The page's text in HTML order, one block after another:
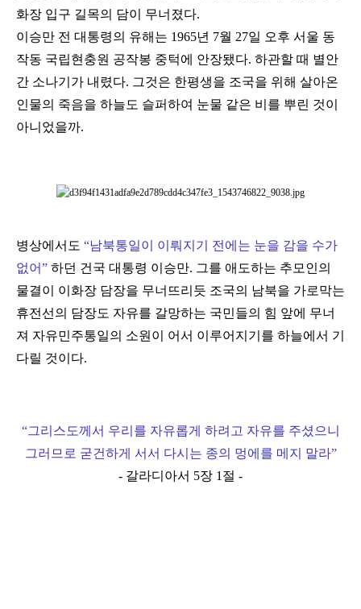
화장 입구 길목의 담이 무너졌다.
이승만 전 대통령의 유해는 1965년 7월 27일 오후 서울 동
작동 국립현충원 공작봉 중턱에 안장됐다. 하관할 때 별안
간 소나기가 내렸다. 그것은 한평생을 조국을 위해 살아온
인물의 죽음을 하늘도 슬퍼하여 눈물 같은 비를 뿌린 것이
아니었을까.
병상에서도 “남북통일이 이뤄지기 전에는 눈을 감을 수가
없어” 하던 건국 대통령 이승만. 그를 애도하는 추모인의
물결이 이화장 담장을 무너뜨리듯 조국의 남북을 가로막는
휴전선의 담장도 자유를 갈망하는 국민들의 힘 앞에 무너
져 자유민주통일의 소원이 어서 이루어지기를 하늘에서 기
다릴 것이다.
“그리스도께서 우리를 자유롭게 하려고 자유를 주셨으니
그러므로 굳건하게 서서 다시는 종의 멍에를 메지 말라”
- 갈라디아서 5장 1절 -